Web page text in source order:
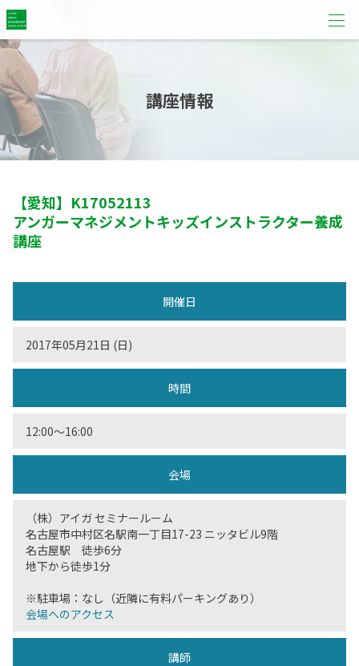
講座情報
【愛知】 K17052113
アンガーマネジメントキッズインストラクター養成
講座
開催日
2017年05月21日 (日)
時間
12:00〜16:00
会場
（株）アイガ セミナールーム
名古屋市中村区名駅南一丁目17-23 ニッタビル9階
名古屋駅 徒歩6分
地下から徒歩1分
※駐車場：なし（近隣に有料パーキングあり）
会場へのアクセス
講師